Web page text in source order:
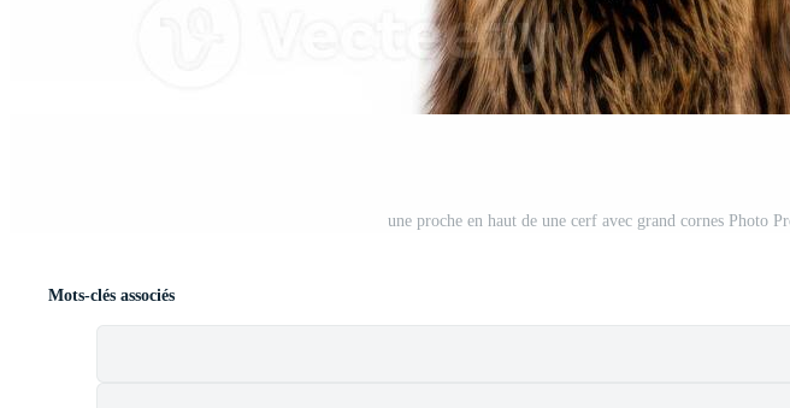
une proche en haut de une cerf avec grand cornes Photo
Mots-clés associés